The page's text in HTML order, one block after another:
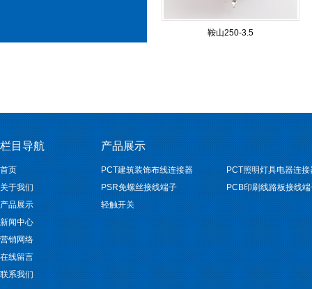
鞍山250-3.5
栏目导航
首页
关于我们
产品展示
新闻中心
营销网络
在线留言
联系我们
产品展示
PCT建筑装饰布线连接器
PCT照明灯具电器连接
PSR免螺丝接线端子
PCB印刷线路板接线
轻触开关